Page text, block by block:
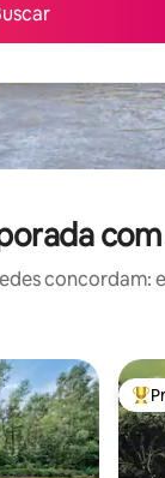
concordam:
hóspedes